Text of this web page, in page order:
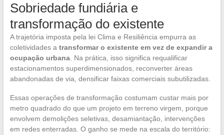
Sobriedade fundiária e
transformação do existente
A trajetória imposta pela lei Clima e Resiliência empurra as
coletividades a transformar o existente em vez de expandir a
ocupação urbana. Na prática, isso significa requalificar
estacionamentos superdimensionados, reconverter áreas
abandonadas de via, densificar faixas comerciais subutilizadas.
Essas operações de transformação costumam custar mais por
metro quadrado do que um projeto em terreno virgem, porque
envolvem demolições seletivas, desamiantação, intervenções
em redes enterradas. O ganho se mede na escala do território: